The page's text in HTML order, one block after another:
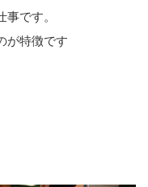
です。
が特徴です